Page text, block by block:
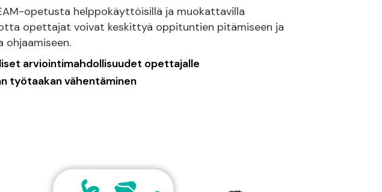
opetusta helppokäyttöisillä ja muokattavilla
opettajat voivat keskittyä oppituntien pitämiseen ja
ohjaamiseen.
arviointimahdollisuudet opettajalle
työtaakan vähentäminen